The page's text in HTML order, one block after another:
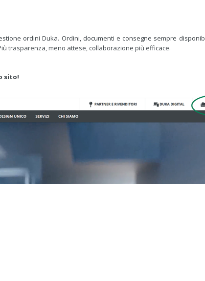
ordini Duka. Ordini, documenti e consegne sempre
trasparenza, meno attese, collaborazione più efficace.
sito!